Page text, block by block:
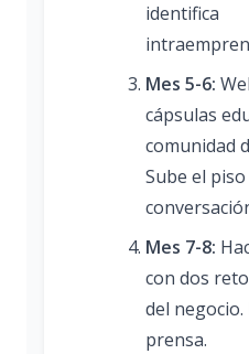
identifica
Mes 5-6:
cápsulas
comunidad
Sube el
Mes 7-8:
con dos
del
prensa.